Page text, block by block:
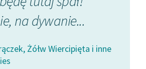
na dywanie...
Żółw Wiercipięta i inne